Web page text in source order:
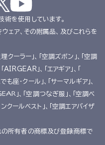
を使用しています。
ェア、その附属品、及びこれらを
理クーラー」、「空調ズボン」、「空調
AIRGEAR」、「エアギア」、「
でも座･クール」、「サーマルギア」、
」、「空調つなぎ服」、「空調ベ
ンクールベスト」、「空調エアバイザ
所有者の商標及び登録商標で